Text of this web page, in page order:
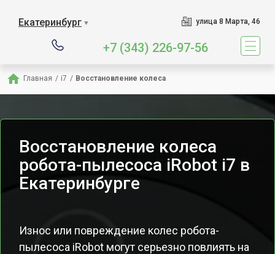
Екатеринбург ▼ улица 8 Марта, 46
+7 (343) 226-97-56
Главная / i7 / Восстановление колеса
Восстановление колеса
робота-пылесоса iRobot i7 в
Екатеринбурге
Износ или повреждение колес робота-
пылесоса iRobot могут серьезно повлиять на